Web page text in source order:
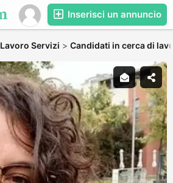
Inserisci un annuncio
Lavoro Servizi > Candidati in cerca di